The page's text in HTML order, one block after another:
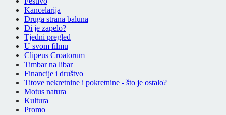
Kancelarija
Druga strana baluna
Di je zapelo?
Tjedni pregled
U svom filmu
Clipeus Croatorum
Timbar na libar
Financije i društvo
Titove nekretnine i pokretnine - što je ostalo?
Motus natura
Kultura
Promo